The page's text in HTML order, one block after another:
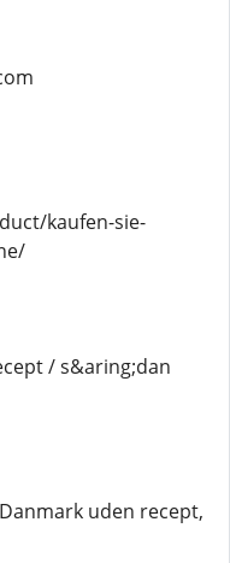
kaufen-sie-
/ s&aring;dan
uden recept,